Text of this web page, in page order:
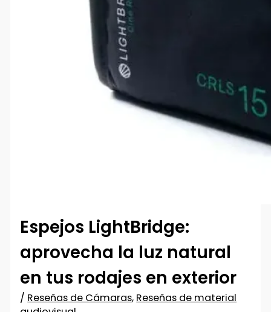
Espejos LightBridge:
aprovecha la luz natural
en tus rodajes en exterior
/ Reseñas de Cámaras, Reseñas de material